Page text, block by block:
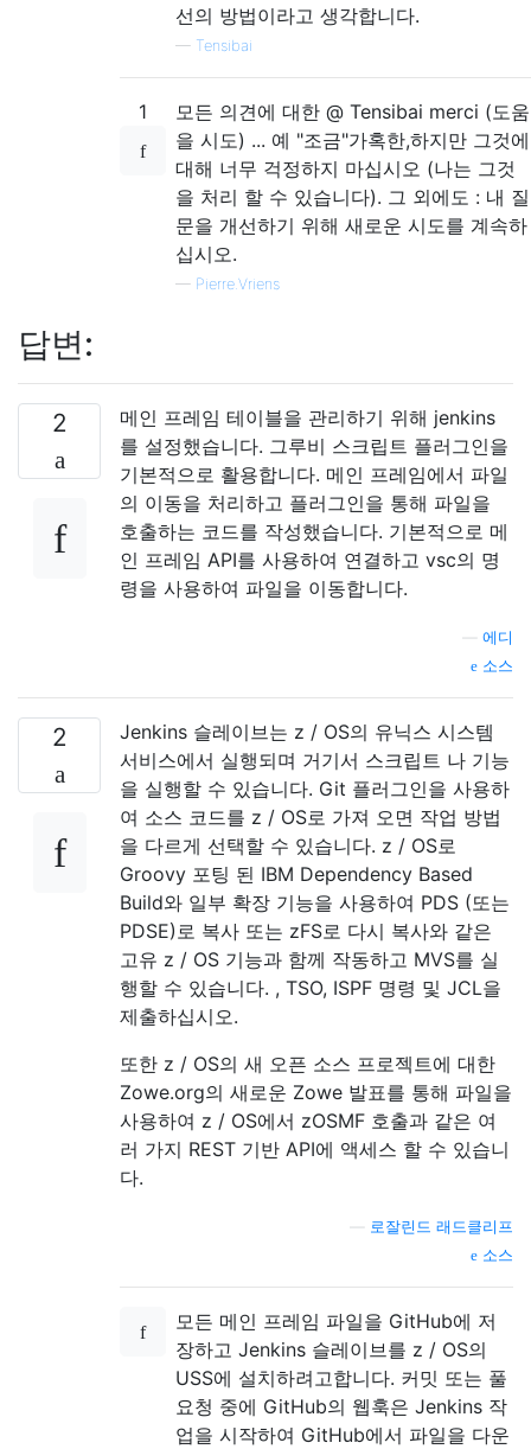
선의 방법이라고 생각합니다.
— Tensibai
1
모든 의견에 대한 @ Tensibai merci (도움
을 시도) ... 예 "조금"가혹한,하지만 그것에
대해 너무 걱정하지 마십시오 (나는 그것
을 처리 할 수 ​​있습니다). 그 외에도 : 내 질
문을 개선하기 위해 새로운 시도를 계속하
십시오.
— Pierre.Vriens
답변:
2
메인 프레임 테이블을 관리하기 위해 jenkins
를 설정했습니다. 그루비 스크립트 플러그인을
기본적으로 활용합니다. 메인 프레임에서 파일
의 이동을 처리하고 플러그인을 통해 파일을
호출하는 코드를 작성했습니다. 기본적으로 메
인 프레임 API를 사용하여 연결하고 vsc의 명
령을 사용하여 파일을 이동합니다.
에디
소스
2
Jenkins 슬레이브는 z / OS의 유닉스 시스템
서비스에서 실행되며 거기서 스크립트 나 기능
을 실행할 수 있습니다. Git 플러그인을 사용하
여 소스 코드를 z / OS로 가져 오면 작업 방법
을 다르게 선택할 수 있습니다. z / OS로
Groovy 포팅 된 IBM Dependency Based
Build와 일부 확장 기능을 사용하여 PDS (또는
PDSE)로 복사 또는 zFS로 다시 복사와 같은
고유 z / OS 기능과 함께 작동하고 MVS를 실
행할 수 있습니다. , TSO, ISPF 명령 및 JCL을
제출하십시오.
또한 z / OS의 새 오픈 소스 프로젝트에 대한
Zowe.org의 새로운 Zowe 발표를 통해 파일을
사용하여 z / OS에서 zOSMF 호출과 같은 여
러 가지 REST 기반 API에 액세스 할 수 있습니
다.
로잘린드 래드클리프
소스
모든 메인 프레임 파일을 GitHub에 저
장하고 Jenkins 슬레이브를 z / OS의
USS에 설치하려고합니다. 커밋 또는 풀
요청 중에 GitHub의 웹훅은 Jenkins 작
업을 시작하여 GitHub에서 파일을 다운